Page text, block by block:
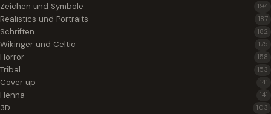
Zeichen und Symbole 194
Realistics und Portraits 187
Schriften 182
Wikinger und Celtic 175
Horror 158
Tribal 153
Cover up 141
Henna 141
3D 103